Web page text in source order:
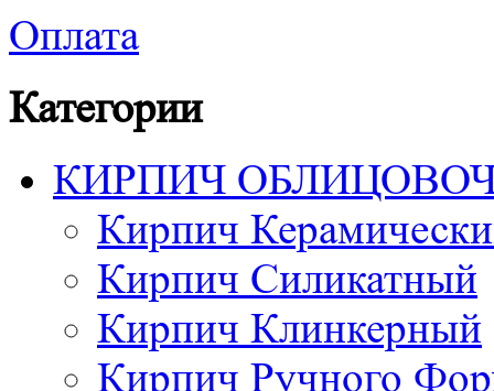
Оплата
Категории
КИРПИЧ
Кирпич
Кирпич Силикатный
Кирпич Клинкерный
Кирпич Ручного